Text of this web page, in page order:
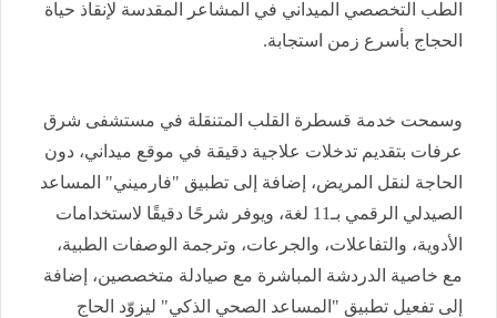
الطب التخصصي الميداني في المشاعر المقدسة لإنقاذ حياة
الحجاج بأسرع زمن استجابة.
وسمحت خدمة قسطرة القلب المتنقلة في مستشفى شرق
عرفات بتقديم تدخلات علاجية دقيقة في موقع ميداني، دون
الحاجة لنقل المريض، إضافة إلى تطبيق "فارميني" المساعد
الصيدلي الرقمي بـ11 لغة، ويوفر شرحًا دقيقًا لاستخدامات
الأدوية، والتفاعلات، والجرعات، وترجمة الوصفات الطبية،
مع خاصية الدردشة المباشرة مع صيادلة متخصصين، إضافة
إلى تفعيل تطبيق "المساعد الصحي الذكي" ليزوّد الحاج